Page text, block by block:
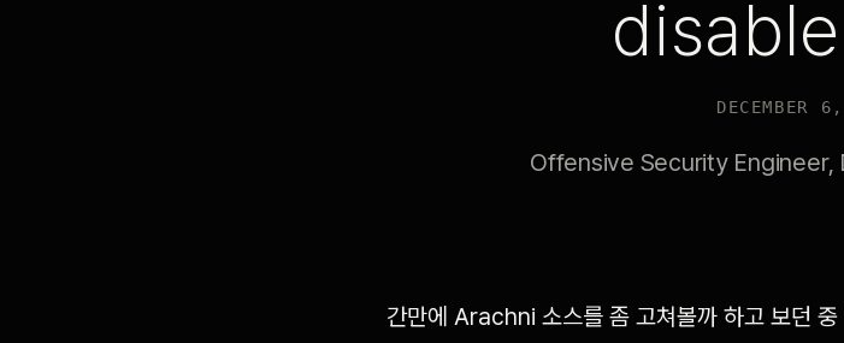
DECEMBER
Offensive Security
간만에 Arachni 소스를 좀 고쳐볼까 하고 보던